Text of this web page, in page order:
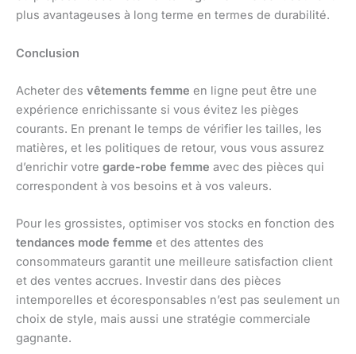
plus avantageuses à long terme en termes de durabilité.
Conclusion
Acheter des vêtements femme en ligne peut être une
expérience enrichissante si vous évitez les pièges
courants. En prenant le temps de vérifier les tailles, les
matières, et les politiques de retour, vous vous assurez
d’enrichir votre garde-robe femme avec des pièces qui
correspondent à vos besoins et à vos valeurs.
Pour les grossistes, optimiser vos stocks en fonction des
tendances mode femme et des attentes des
consommateurs garantit une meilleure satisfaction client
et des ventes accrues. Investir dans des pièces
intemporelles et écoresponsables n’est pas seulement un
choix de style, mais aussi une stratégie commerciale
gagnante.